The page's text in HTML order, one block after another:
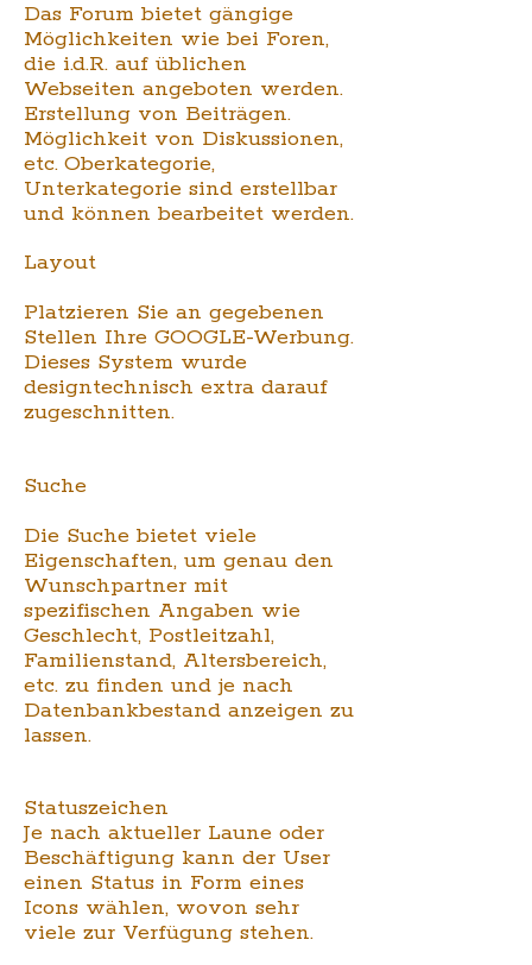
Das Forum bietet gängige
Möglichkeiten wie bei Foren,
die i.d.R. auf üblichen
Webseiten angeboten werden.
Erstellung von Beiträgen.
Möglichkeit von Diskussionen,
etc. Oberkategorie,
Unterkategorie sind erstellbar
und können bearbeitet werden.
Layout
Platzieren Sie an gegebenen
Stellen Ihre GOOGLE-Werbung.
Dieses System wurde
designtechnisch extra darauf
zugeschnitten.
Suche
Die Suche bietet viele
Eigenschaften, um genau den
Wunschpartner mit
spezifischen Angaben wie
Geschlecht, Postleitzahl,
Familienstand, Altersbereich,
etc. zu finden und je nach
Datenbankbestand anzeigen zu
lassen.
Statuszeichen
Je nach aktueller Laune oder
Beschäftigung kann der User
einen Status in Form eines
Icons wählen, wovon sehr
viele zur Verfügung stehen.